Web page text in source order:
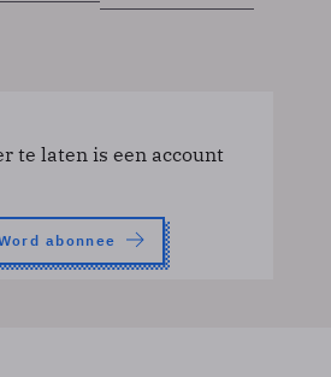
te laten is een account
abonnee